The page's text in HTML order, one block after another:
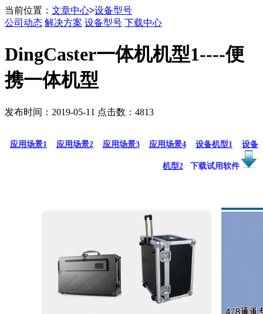
当前位置： 文章中心>设备型号
公司动态 解决方案 设备型号 下载中心
DingCaster一体机机型1----便
携一体机型
发布时间：2019-05-11 点击数：4813
应用场景1 应用场景2 应用场景3 应用场景4 设备机型1 设备
机型2 下载试用软件